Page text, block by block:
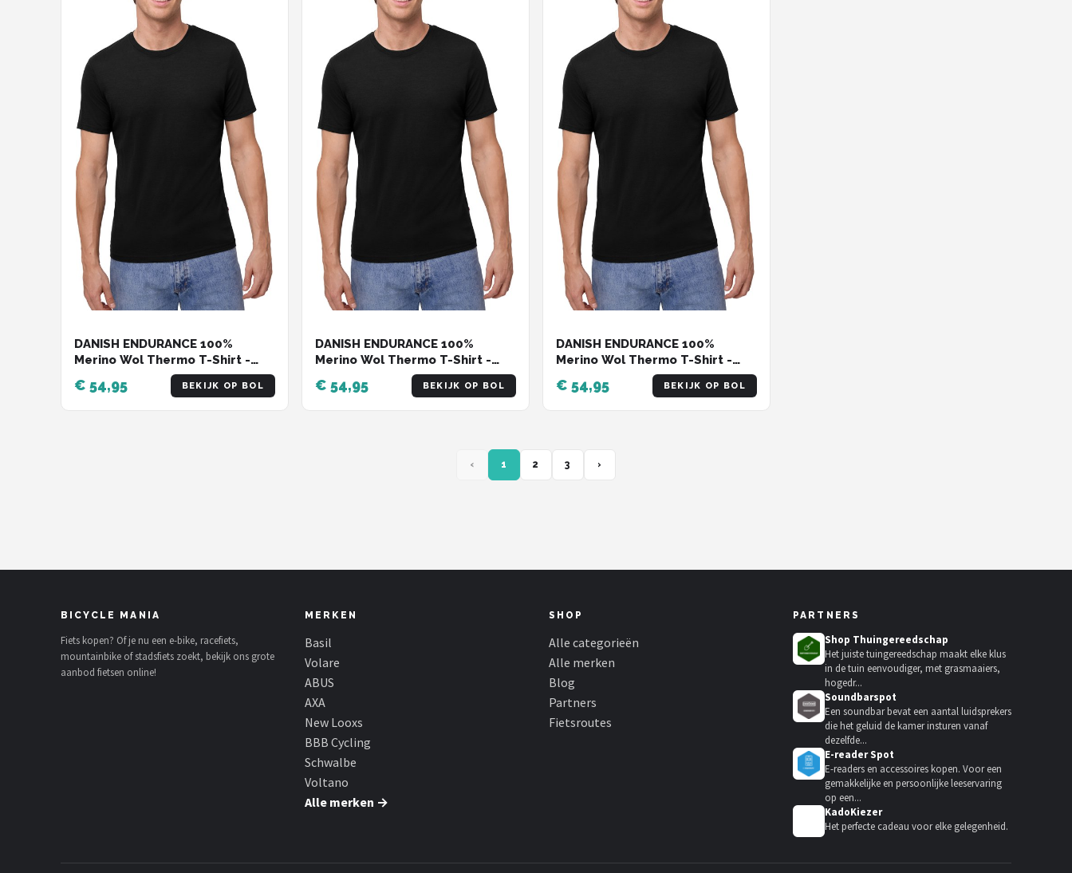
DANISH ENDURANCE 100%
Merino Wol Thermo T-Shirt -
voor Heren - Zwart - Maat M
€ 54,95 BEKIJK OP BOL
DANISH ENDURANCE 100%
Merino Wol Thermo T-Shirt -
voor Heren - Zwart - Maat L
€ 54,95 BEKIJK OP BOL
DANISH ENDURANCE 100%
Merino Wol Thermo T-Shirt -
voor Heren - Zwart - Maat XL
€ 54,95 BEKIJK OP BOL
‹ 1 2 3 ›
BICYCLE MANIA
Fiets kopen? Of je nu een e-bike, racefiets,
mountainbike of stadsfiets zoekt, bekijk ons grote
aanbod fietsen online!
MERKEN
Basil
Volare
ABUS
AXA
New Looxs
BBB Cycling
Schwalbe
Voltano
Alle merken →
SHOP
Alle categorieën
Alle merken
Blog
Partners
Fietsroutes
PARTNERS
Shop Thuingereedschap
Het juiste tuingereedschap maakt elke klus
in de tuin eenvoudiger, met grasmaaiers,
hogedr...
Soundbarspot
Een soundbar bevat een aantal luidsprekers
die het geluid de kamer insturen vanaf
dezelfde...
E-reader Spot
E-readers en accessoires kopen. Voor een
gemakkelijke en persoonlijke leeservaring
op een...
KadoKiezer
Het perfecte cadeau voor elke gelegenheid.